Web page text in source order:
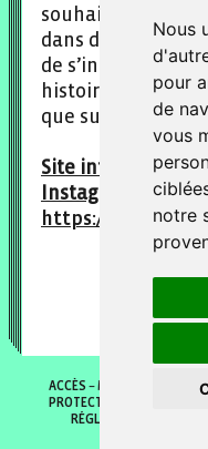
Nous
pour
de
vous
notre
souhaitons éditer
dans des livres,
de s’interroger
histoires seront
que sur le fond
Site internet:
Instagram
https://
ACCÈS MENTIONS
PROTECTION DES DONNÉES
RÉGLEMENT INTÉRIEUR